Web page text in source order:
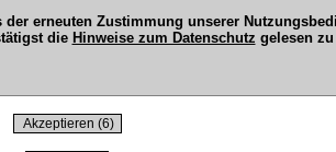
erneuten Zustimmung unserer
die Hinweise zum Datenschutz gelesen